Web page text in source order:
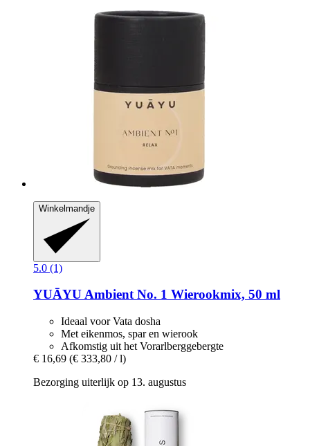
Winkelmandje
5.0 (1)
YUĀYUAmbient No. 1 Wierookmix, 50 ml
Ideaal voor Vata dosha
Met eikenmos, spar en wierook
Afkomstig uit het Vorarlberggebergte
€ 16,69 (€ 333,80 / l)
Bezorging uiterlijk op 13. augustus